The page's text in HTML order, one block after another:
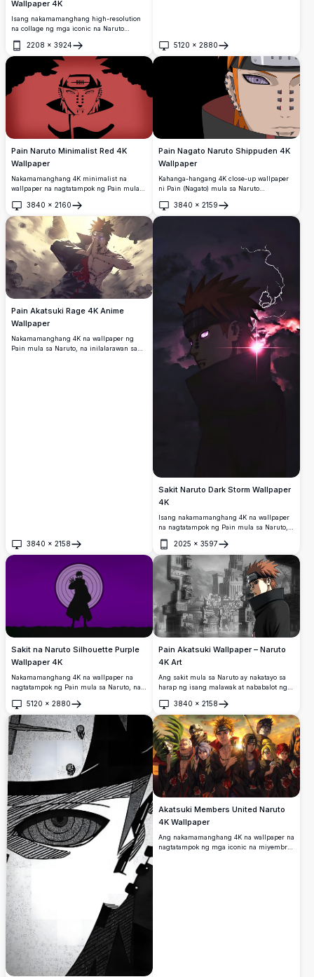
Wallpaper 4K
Isang nakamamanghang high-resolution
na collage ng mga iconic na Naruto
makapangyarihang mga diskarte sa mata
kabilang ang Sharingan, Rinnegan, at
Nine-Tails Chakra na mga mata.
2208 × 3924
Buksan
5120 × 2880
Buksan
Pain Naruto Minimalist Red 4K
Wallpaper
Nakamamanghang 4K minimalist na
wallpaper na nagtatampok ng Pain mula
na pula at itim na disenyo.
3840 × 2160
Buksan
Pain Nagato Naruto Shippuden 4K
Wallpaper
Kahanga-hangang 4K close-up wallpaper
ni Pain (Nagato) mula sa Naruto
iconic na mga matang Rinnegan, kulay-
kahel na buhok, mga piercing sa mukha,
3840 × 2159
Buksan
Pain Akatsuki Rage 4K Anime
Wallpaper
Nakamamanghang 4K na wallpaper ng
Pain mula sa Naruto, na inilalarawan sa
3840 × 2158
Buksan
Sakit Naruto Dark Storm Wallpaper
4K
Isang nakamamanghang 4K na wallpaper
na nagtatampok ng Pain mula sa Naruto,
mabagyong kalangitan na may kidlat at
kumikinang na purple na Rinnegan na
mga mata.
2025 × 3597
Buksan
Sakit na Naruto Silhouette Purple
Wallpaper 4K
Nakamamanghang 4K na wallpaper na
nagtatampok ng Pain mula sa Naruto, na
silweta na may kumikinang na mga mata
ng Rinnegan at isang Rinne Sharingan, na
nakaharap sa isang malalim na purple na
background na may mga concentric na
bilog.
5120 × 2880
Buksan
Pain Akatsuki Wallpaper – Naruto
4K Art
Ang sakit mula sa Naruto ay nakatayo sa
harap ng isang malawak at nababalot ng
na wallpaper na ito.
3840 × 2158
Buksan
Akatsuki Members United Naruto
4K Wallpaper
Ang nakamamanghang 4K na wallpaper na
nagtatampok ng mga iconic na miyembro